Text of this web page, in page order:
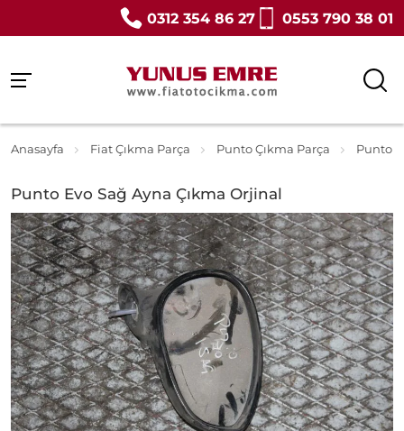
0312 354 86 27 0553 790 38 01
Anasayfa Fiat Çıkma Parça Punto Çıkma Parça Punto
Punto Evo Sağ Ayna Çıkma Orjinal